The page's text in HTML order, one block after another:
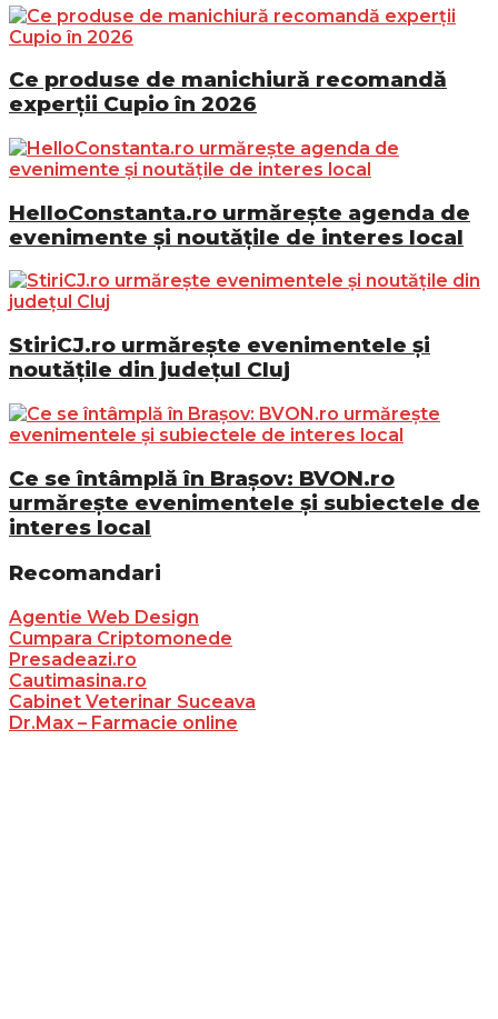
Ce produse de manichiură recomandă
experții Cupio în 2026
HelloConstanta.ro urmărește agenda de
evenimente și noutățile de interes local
StiriCJ.ro urmărește evenimentele și
noutățile din județul Cluj
Ce se întâmplă în Brașov: BVON.ro
urmărește evenimentele și subiectele de
interes local
Recomandari
Agentie Web Design
Cumpara Criptomonede
Presadeazi.ro
Cautimasina.ro
Cabinet Veterinar Suceava
Dr.Max – Farmacie online